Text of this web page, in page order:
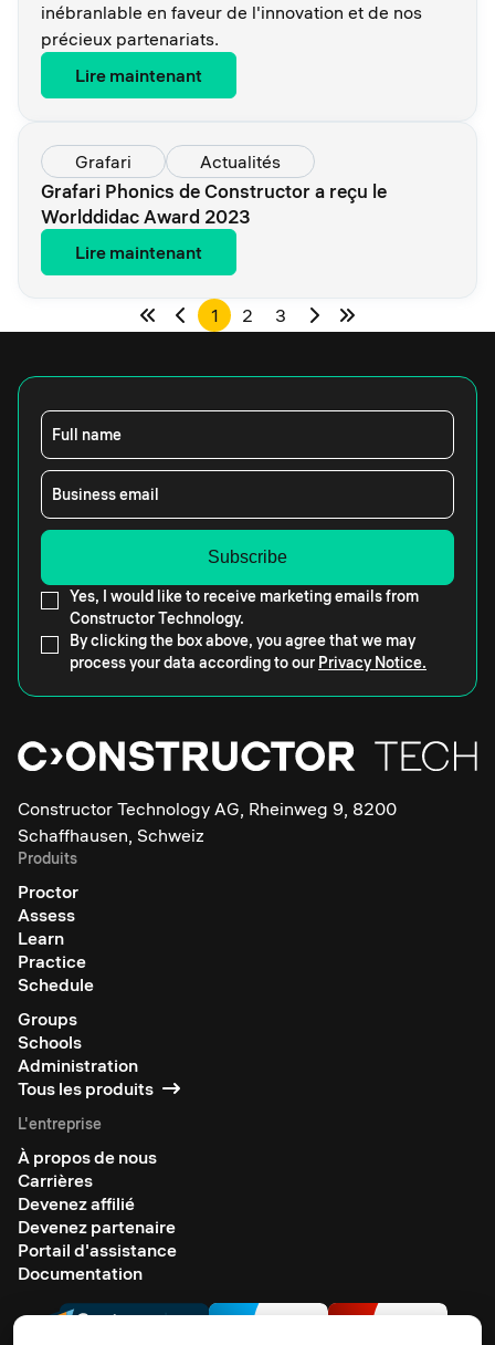
inébranlable en faveur de l'innovation et de nos
précieux partenariats.
Lire maintenant
Grafari Actualités
Grafari Phonics de Constructor a reçu le
Worlddidac Award 2023
Lire maintenant
1 2 3
Full name
Business email
Yes, I would like to receive marketing emails from
Constructor Technology.
By clicking the box above, you agree that we may
process your data according to our Privacy Notice.
Constructor Technology AG, Rheinweg 9, 8200
Schaffhausen, Schweiz
Produits
Proctor
Assess
Learn
Practice
Schedule
Groups
Schools
Administration
Tous les produits
L'entreprise
À propos de nous
Carrières
Devenez affilié
Devenez partenaire
Portail d'assistance
Documentation